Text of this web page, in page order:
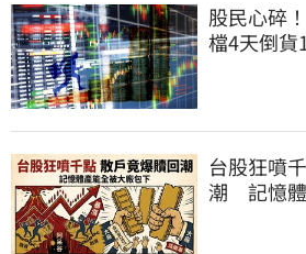
股民心碎
檔4天倒貨
台股狂噴
潮 記憶體